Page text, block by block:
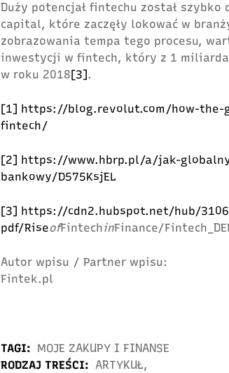
Duży potencjał fintechu został
capital, które zaczęły lokować w
zobrazowania tempa tego procesu,
inwestycji w fintech, który z 1 miliarda
w roku 2018[3].
[1] https://blog.revolut.com/how-
fintech/
[2] https://www.hbrp.pl/a/jak-
bankowy/D575KsjEL
[3] https://cdn2.hubspot.net/hub/
pdf/RiseofFintechinFinance/
Autor wpisu / Partner wpisu:
Fintek.pl
TAGI: MOJE ZAKUPY I FINANSE
RODZAJ TREŚCI: ARTYKUŁ,